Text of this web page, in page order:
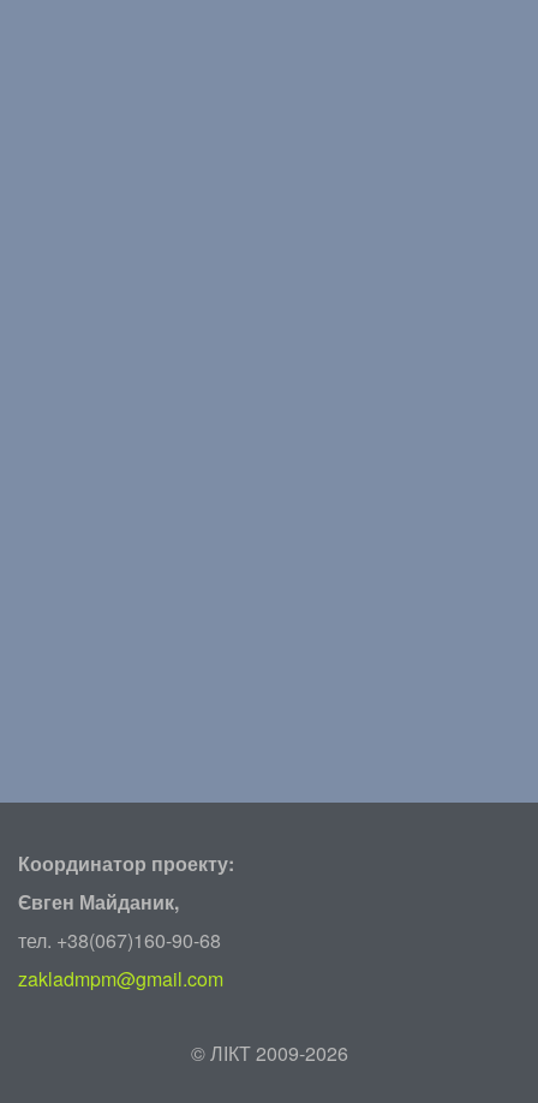
Координатор проекту:
Євген Майданик,
тел. +38(067)160-90-68
zakladmpm@gmail.com
©ЛІКТ 2009-2026